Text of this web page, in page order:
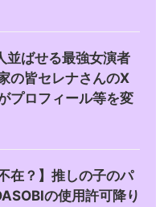
ばせる最強女演者
の皆セレナさんのX
プロフィール等を変
在？】推しの子のパ
の使用許可降り